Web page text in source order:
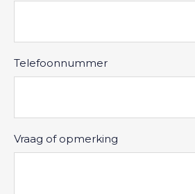
Telefoonnummer
Vraag of opmerking